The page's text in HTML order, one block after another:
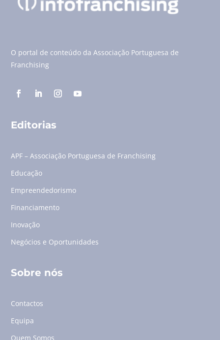
O portal de conteúdo da Associação Portuguesa de
Franchising
Editorias
APF – Associação Portuguesa de Franchising
Educação
Empreendedorismo
Financiamento
Inovação
Negócios e Oportunidades
Sobre nós
Contactos
Equipa
Quem Somos